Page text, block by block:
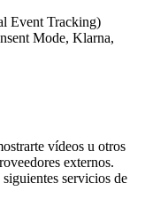
Event Tracking)
Mode, Klarna,
vídeos u otros
externos.
servicios de